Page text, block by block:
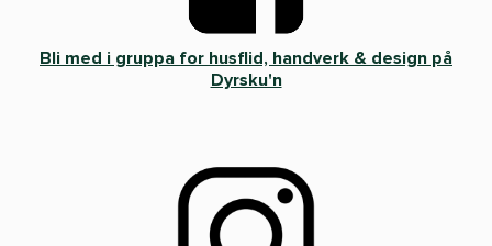
Bli med i gruppa for husflid, handverk & design på
Dyrsku'n